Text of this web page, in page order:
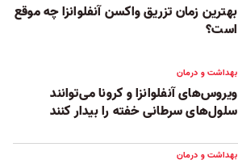
بهترین زمان تزریق واکسن آنفلوانزا چه موقع
است؟
بهداشت و درمان
ویروس‌های آنفلوانزا و‌ کرونا می‌توانند
سلول‌های سرطانی خفته را بیدار کنند
بهداشت و درمان